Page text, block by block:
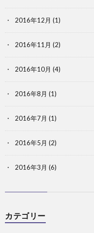
2016年12月 (1)
2016年11月 (2)
2016年10月 (4)
2016年8月 (1)
2016年7月 (1)
2016年5月 (2)
2016年3月 (6)
カテゴリー